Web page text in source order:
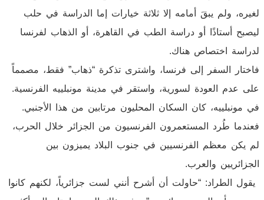
لغيره، ولم يبقَ أمامه إلا ثلاثة خيارات إما الدراسة في حلب
ليصبح أستاذًا أو دراسة الطب في القاهرة، أو الذهاب لفرنسا
لدراسة اختصاص هناك.
فاختار السفر إلى فرنسا، واشترى تذكرة “ذهاب” فقط، مصمماً
على عدم العودة لسورية، واستقر في مدينة مونبلييه الفرنسية.
في مونبلييه، كان السكان المحليون مرتابين من هذا الأجنبي.
فعندما طُرد المستعمرون الفرنسيون من الجزائر خلال الحرب،
لم يكن معظم الفرنسيين في جنوب البلاد يميزون بين
الجزائريين والعرب.
يقول الطراد: “حاولت أن أشرح أنني لست جزائرياً، لكنهم كانوا